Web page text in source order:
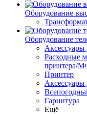
Оборудование
Оборудование
Расходные
принтера/
Принтер
Аксессуары
Гарнитура
Ещё